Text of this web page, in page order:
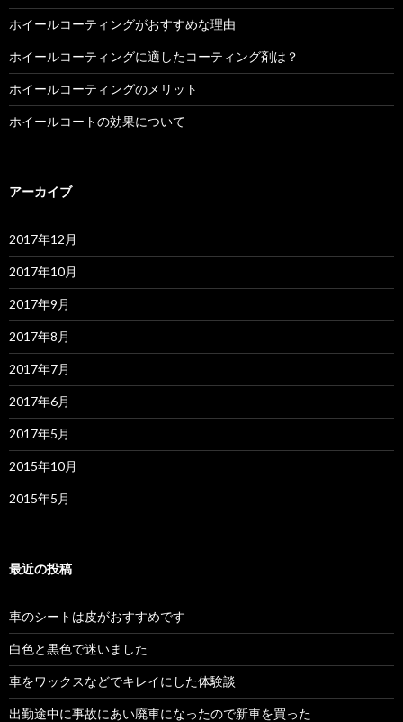
ホイールコーティングがおすすめな理由
ホイールコーティングに適したコーティング剤は？
ホイールコーティングのメリット
ホイールコートの効果について
アーカイブ
2017年12月
2017年10月
2017年9月
2017年8月
2017年7月
2017年6月
2017年5月
2015年10月
2015年5月
最近の投稿
車のシートは皮がおすすめです
白色と黒色で迷いました
車をワックスなどでキレイにした体験談
出勤途中に事故にあい廃車になったので新車を買った